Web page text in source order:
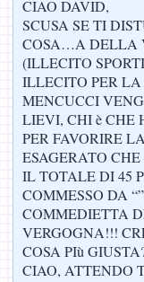
CIAO DAVID,
SCUSA SE TI
COSA…A DELLA
(ILLECITO
ILLECITO PER
MENCUCCI
LIEVI, CHI è CHE
PER FAVORIRE
ESAGERATO
IL TOTALE DI 45
COMMESSO DA
COMMEDIETTA
VERGOGNA!!!
COSA PIù
CIAO, ATTENDO